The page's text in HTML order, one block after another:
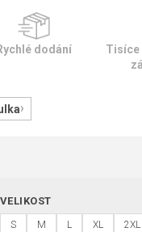
dodání
Tisíce
VELIKOST
S M L XL 2XL